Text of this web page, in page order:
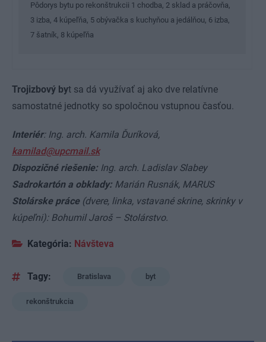
Pôdorys bytu po rekonštrukcii 1 chodba, 2 sklad a práčovňa,
3 izba, 4 kúpeľňa, 5 obývačka s kuchyňou a jedálňou, 6 izba,
7 šatník, 8 kúpeľňa
Trojizbový byt sa dá využívať aj ako dve relatívne
samostatné jednotky so spoločnou vstupnou časťou.
Interiér: Ing. arch. Kamila Ďuríková,
kamilad@upcmail.sk
Dispozičné riešenie: Ing. arch. Ladislav Slabey
Sadrokartón a obklady: Marián Rusnák, MARUS
Stolárske práce (dvere, linka, vstavané skrine, skrinky v
kúpeľni): Bohumil Jaroš – Stolárstvo.
Kategória: Návšteva
Tagy: Bratislava byt
rekonštrukcia